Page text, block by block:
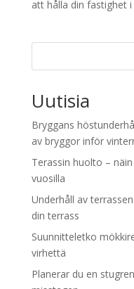
att hålla din fastighet
Uutisia
Bryggans
av bryggor inför
Terassin huolto –
vuosilla
Underhåll av
din terrass
Suunnitteletko
virhettä
Planerar du en